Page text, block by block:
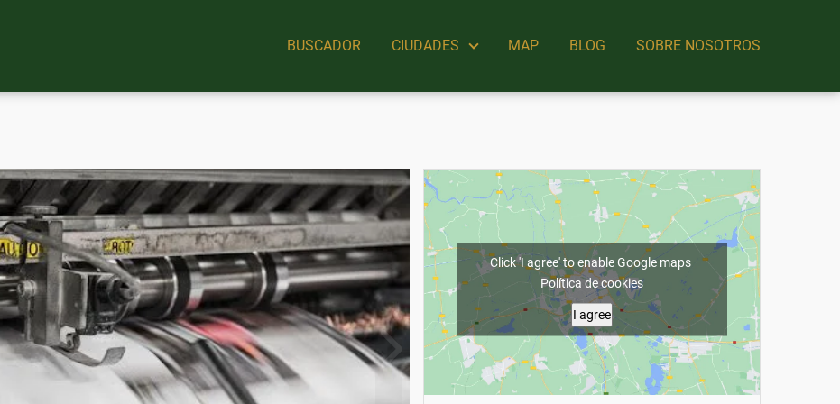
BUSCADOR CIUDADES MAP BLOG SOBRE NOSOTROS
Click 'I agree' to enable Google maps
Política de cookies
I agree